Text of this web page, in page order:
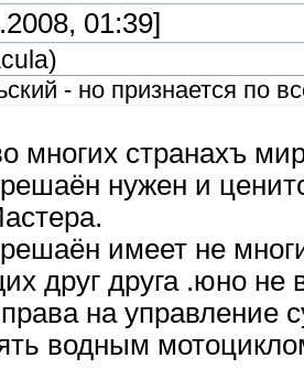
01:39]
)
- но признается по
многих странахъ
нужен и
имеет не
друг друга .юно не
на управление
водным